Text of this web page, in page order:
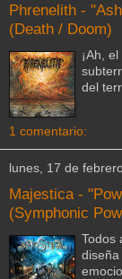
Phrenelith -
(Death / Doom)
¡Ah,
del
1 comentario:
lunes, 17 de
Majestica -
(Symphonic
Todos